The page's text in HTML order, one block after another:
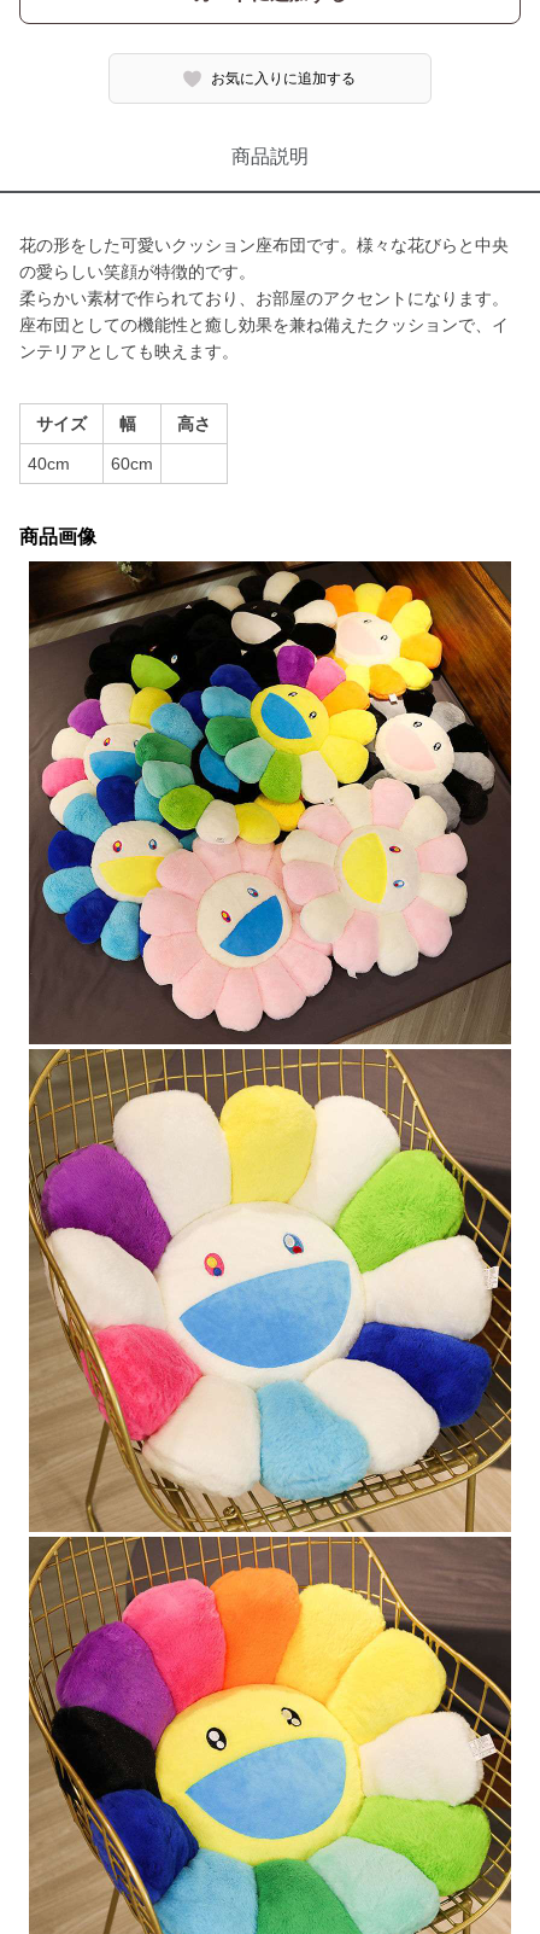
お気に入りに追加する
商品説明
花の形をした可愛いクッション座布団です。様々な花びらと中央
の愛らしい笑顔が特徴的です。
柔らかい素材で作られており、お部屋のアクセントになります。
座布団としての機能性と癒し効果を兼ね備えたクッションで、イ
ンテリアとしても映えます。
サイズ 幅 高さ
40cm 60cm
商品画像